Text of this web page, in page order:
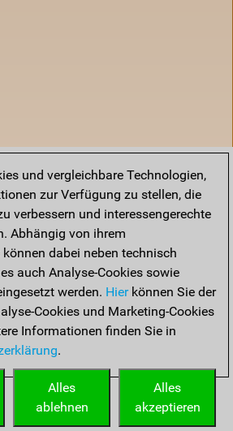
Startseite
und vergleichbare Technologien,
zur Verfügung zu stellen, die
verbessern und interessengerechte
Abhängig von ihrem
dabei neben technisch
auch Analyse-Cookies sowie
werden. Hierkönnen Sie der
Cookies und Marketing-Cookies
Informationen finden Sie in
.
Alles
akzeptieren
Alles
ablehnen